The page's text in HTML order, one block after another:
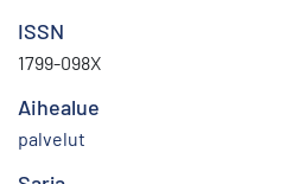
ISSN
1799-098X
Aihealue
palvelut